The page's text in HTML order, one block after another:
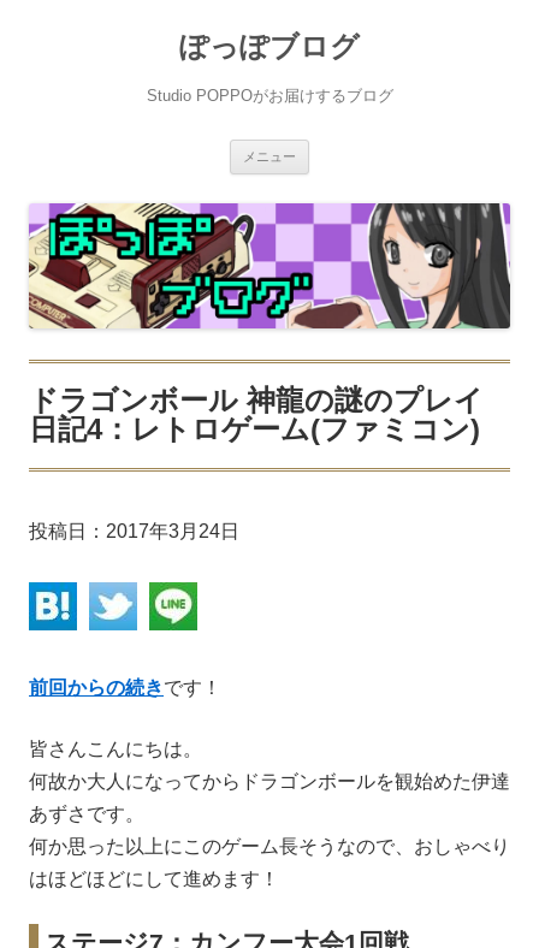
ぽっぽブログ
Studio POPPOがお届けするブログ
メニュー
キ
プ
ドラゴンボール 神龍の謎のプレイ
日記4：レトロゲーム(ファミコン)
投稿日： 2017年3月24日
前回からの続きです！
皆さんこんにちは。
何故か大人になってからドラゴンボールを観始めた伊達
あずさです。
何か思った以上にこのゲーム長そうなので、おしゃべり
はほどほどにして進めます！
ステージ7：カンフー大会1回戦